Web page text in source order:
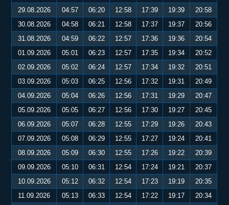
29.08.2026
04:57 06:20 12:58 17:39 19:39
20:58
30.08.2026
04:58 06:21 12:58 17:37 19:37
20:56
31.08.2026
04:59 06:22 12:57 17:36 19:36
20:54
01.09.2026
05:01 06:23 12:57 17:35 19:34
20:52
02.09.2026
05:02 06:24 12:57 17:34 19:32
20:51
03.09.2026
05:03 06:25 12:56 17:32 19:31
20:49
04.09.2026
05:04 06:26 12:56 17:31 19:29
20:47
05.09.2026
05:05 06:27 12:56 17:30 19:27
20:45
06.09.2026
05:07 06:28 12:55 17:29 19:26
20:43
07.09.2026
05:08 06:29 12:55 17:27 19:24
20:41
08.09.2026
05:09 06:30 12:55 17:26 19:22
20:39
09.09.2026
05:10 06:31 12:54 17:24 19:21
20:37
10.09.2026
05:12 06:32 12:54 17:23 19:19
20:35
11.09.2026
05:13 06:33 12:54 17:22 19:17
20:34